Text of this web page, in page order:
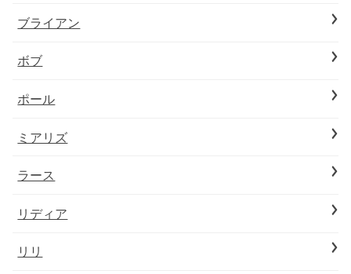
ブライアン
ボブ
ポール
ミアリズ
ラース
リディア
リリ